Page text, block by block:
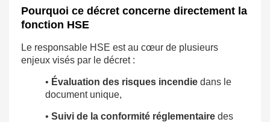
Pourquoi ce décret concerne directement la
fonction HSE
Le responsable HSE est au cœur de plusieurs
enjeux visés par le décret :
• Évaluation des risques incendie dans le
document unique,
• Suivi de la conformité réglementaire des